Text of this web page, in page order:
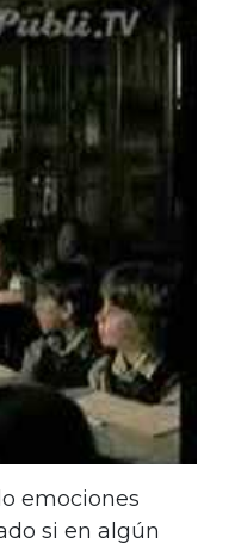
emociones
si en algún